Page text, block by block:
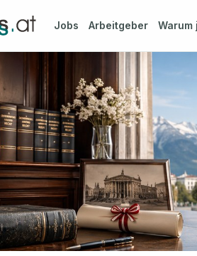
Jobs Arbeitgeber Warum